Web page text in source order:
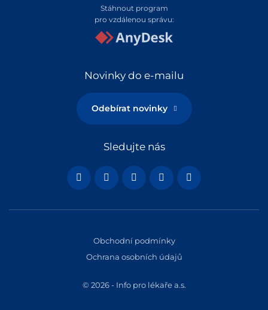
Stáhnout program
pro vzdálenou správu:
Novinky do e-mailu
Odebírat novinky
Sledujte nás
© 2026 - Info pro lékaře a.s.
Obchodní podmínky
Ochrana osobních údajů